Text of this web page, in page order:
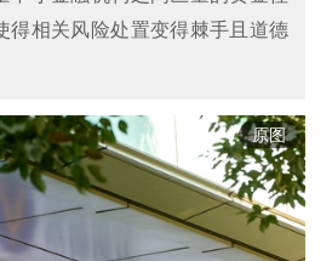
得相关风险处置变得棘手且道德
原图